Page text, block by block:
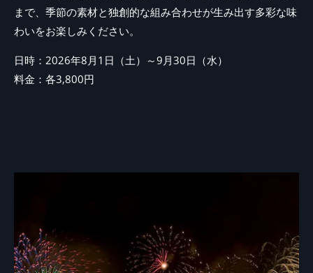
まで、季節の素材と独創的な組み合わせが生み出す多彩な味
わいをお楽しみください。
日時：2026年8月1日（土）～9月30日（水）
料金：各3,800円